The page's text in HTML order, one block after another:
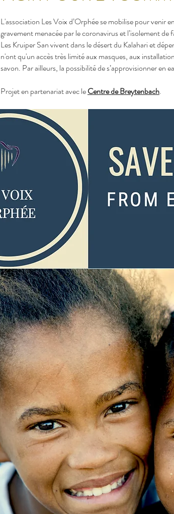
L'association Les Voix d’Orphée se mobilise pour venir
gravement menacée par le coronavirus et l’isolement
Les Kruiper San vivent dans le désert du Kalahari et
n'ont qu'un accès très limité aux masques, aux
savon. Par ailleurs, la possibilité de s’approvisionner en
Projet en partenariat avec leCentre de Breytenbach.